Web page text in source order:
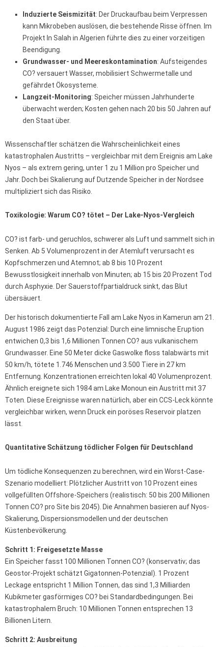
Induzierte Seismizität: Der Druckaufbau beim Verpressen
kann Mikrobeben auslösen, die bestehende Risse öffnen. Im
Projekt In Salah in Algerien führte dies zu einer vorzeitigen
Beendigung.
Grundwasser- und Meereskontamination: Aufsteigendes
CO? versauert Wasser, mobilisiert Schwermetalle und
gefährdet Ökosysteme.
Langzeit-Monitoring: Speicher müssen Jahrhunderte
überwacht werden; Kosten gehen nach 20 bis 50 Jahren auf
den Staat über.
Wissenschaftler schätzen die Wahrscheinlichkeit eines
katastrophalen Austritts – vergleichbar mit dem Ereignis am Lake
Nyos – als extrem gering, unter 1 zu 1 Million pro Speicher und
Jahr. Doch bei Skalierung auf Dutzende Speicher in der Nordsee
multipliziert sich das Risiko.
Toxikologie: Warum CO? tötet – Der Lake-Nyos-Vergleich
CO? ist farb- und geruchlos, schwerer als Luft und sammelt sich in
Senken. Ab 5 Volumenprozent in der Atemluft verursacht es
Kopfschmerzen und Atemnot; ab 8 bis 10 Prozent
Bewusstlosigkeit innerhalb von Minuten; ab 15 bis 20 Prozent Tod
durch Asphyxie. Der Sauerstoffpartialdruck sinkt, das Blut
übersäuert.
Der historisch dokumentierte Fall am Lake Nyos in Kamerun am 21.
August 1986 zeigt das Potenzial: Durch eine limnische Eruption
entwichen 0,3 bis 1,6 Millionen Tonnen CO? aus vulkanischem
Grundwasser. Eine 50 Meter dicke Gaswolke floss talabwärts mit
50 km/h, tötete 1.746 Menschen und 3.500 Tiere in 27 km
Entfernung. Konzentrationen erreichten lokal 40 Volumenprozent.
Ähnlich ereignete sich 1984 am Lake Monoun ein Austritt mit 37
Toten. Diese Ereignisse waren natürlich, aber ein CCS-Leck könnte
vergleichbar wirken, wenn Druck ein poröses Reservoir platzen
lässt.
Quantitative Schätzung tödlicher Folgen für Deutschland
Um tödliche Konsequenzen zu berechnen, wird ein Worst-Case-
Szenario modelliert: Plötzlicher Austritt von 10 Prozent eines
vollgefüllten Offshore-Speichers (realistisch: 50 bis 200 Millionen
Tonnen CO? pro Site bis 2045). Die Annahmen basieren auf Nyos-
Skalierung, Dispersionsmodellen und der deutschen
Küstenbevölkerung.
Schritt 1: Freigesetzte Masse
Ein Speicher fasst 100 Millionen Tonnen CO? (konservativ; das
Geostor-Projekt schätzt Gigatonnen-Potenzial). 1 Prozent
Leckage entspricht 1 Million Tonnen, das sind 1,3 Milliarden
Kubikmeter gasförmiges CO? bei Standardbedingungen. Bei
katastrophalem Bruch: 10 Millionen Tonnen entsprechen 13
Billionen Litern.
Schritt 2: Ausbreitung